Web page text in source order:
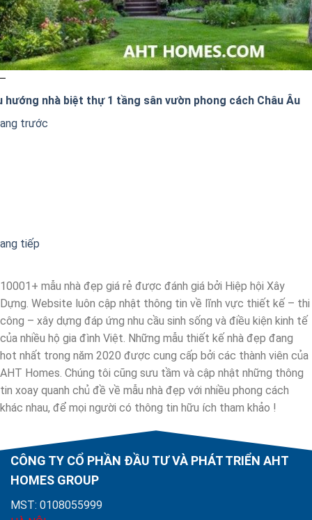
hướng nhà biệt thự 1 tầng sân vườn phong cách Châu Âu
trước
tiếp
10001+ mẫu nhà đẹp giá rẻ được đánh giá bởi Hiệp hội Xây
Dựng. Website luôn cập nhật thông tin về lĩnh vực thiết kế – thi
công – xây dựng đáp ứng nhu cầu sinh sống và điều kiện kinh tế
của nhiều hộ gia đình Việt. Những mẫu thiết kế nhà đẹp đang
hot nhất trong năm 2020 được cung cấp bởi các thành viên của
AHT Homes. Chúng tôi cũng sưu tầm và cập nhật những thông
tin xoay quanh chủ đề về mẫu nhà đẹp với nhiều phong cách
khác nhau, để mọi người có thông tin hữu ích tham khảo !
CÔNG TY CỔ PHẦN ĐẦU TƯ VÀ PHÁT TRIỂN AHT
HOMES GROUP
MST: 0108055999